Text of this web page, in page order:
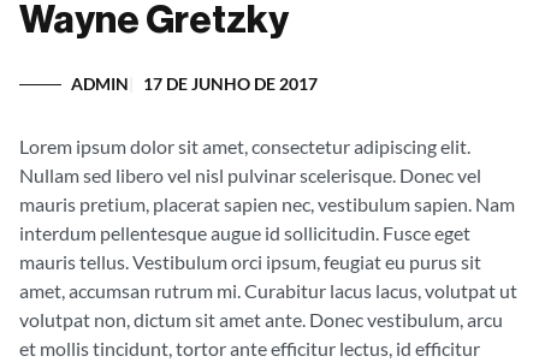
Wayne Gretzky
ADMIN 17 DE JUNHO DE 2017
Lorem ipsum dolor sit amet, consectetur adipiscing elit.
Nullam sed libero vel nisl pulvinar scelerisque. Donec vel
mauris pretium, placerat sapien nec, vestibulum sapien. Nam
interdum pellentesque augue id sollicitudin. Fusce eget
mauris tellus. Vestibulum orci ipsum, feugiat eu purus sit
amet, accumsan rutrum mi. Curabitur lacus lacus, volutpat ut
volutpat non, dictum sit amet ante. Donec vestibulum, arcu
et mollis tincidunt, tortor ante efficitur lectus, id efficitur